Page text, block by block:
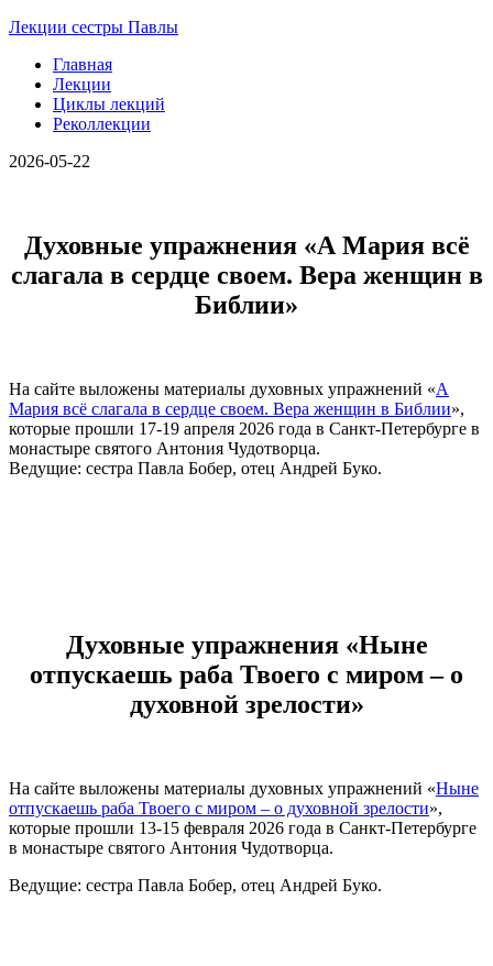
Лекции сестры Павлы
Главная
Лекции
Циклы лекций
Реколлекции
2026-05-22
Духовные упражнения «А Мария всё
слагала в сердце своем. Вера женщин в
Библии»
На сайте выложены материалы духовных упражнений «А
Мария всё слагала в сердце своем. Вера женщин в Библии»,
которые прошли 17-19 апреля 2026 года в Санкт-Петербурге в
монастыре святого Антония Чудотворца.
Ведущие: сестра Павла Бобер, отец Андрей Буко.
Духовные упражнения «Ныне
отпускаешь раба Твоего с миром – о
духовной зрелости»
На сайте выложены материалы духовных упражнений «Ныне
отпускаешь раба Твоего с миром – о духовной зрелости»,
которые прошли 13-15 февраля 2026 года в Санкт-Петербурге
в монастыре святого Антония Чудотворца.
Ведущие: сестра Павла Бобер, отец Андрей Буко.